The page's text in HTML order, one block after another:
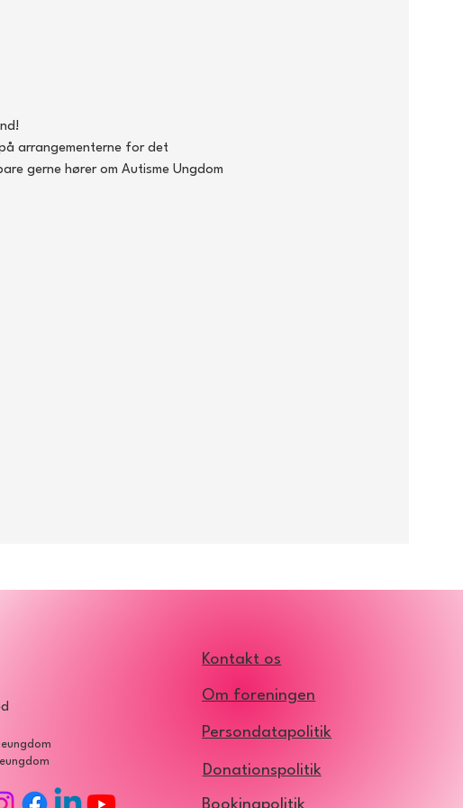
arrangementerne for det
gerne hører om Autisme Ungdom
Kontakt os
Om foreningen
Persondatapolitik
Donationspolitik
Bookingpolitik